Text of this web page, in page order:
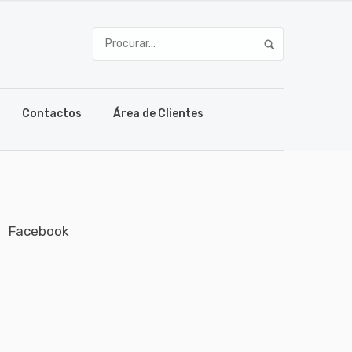
Contactos Área de Clientes
Facebook